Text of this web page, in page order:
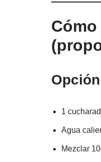
1
Agua
Mezclar